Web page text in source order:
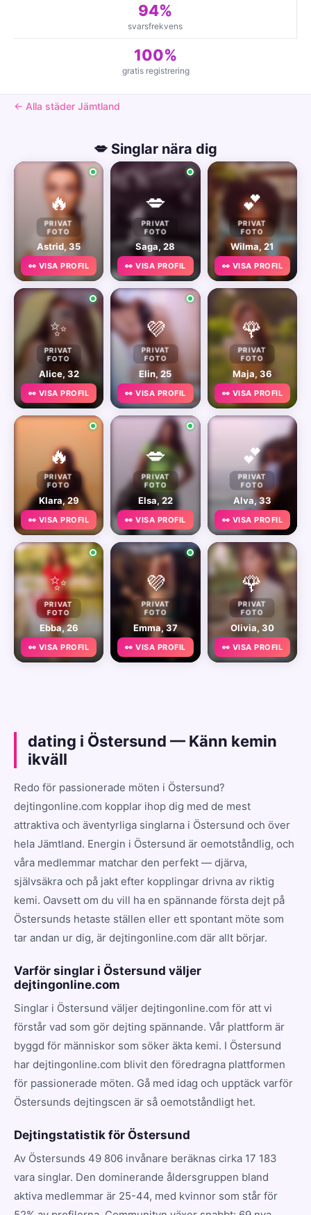
94%
svarsfrekvens
100%
gratis registrering
← Alla städer Jämtland
💋 Singlar nära dig
🔥
PRIVAT
FOTO
Astrid, 35
👀 VISA PROFIL
💋
PRIVAT
FOTO
Saga, 28
👀 VISA PROFIL
💕
PRIVAT
FOTO
Wilma, 21
👀 VISA PROFIL
✨
PRIVAT
FOTO
Alice, 32
👀 VISA PROFIL
💜
PRIVAT
FOTO
Elin, 25
👀 VISA PROFIL
🌹
PRIVAT
FOTO
Maja, 36
👀 VISA PROFIL
🔥
PRIVAT
FOTO
Klara, 29
👀 VISA PROFIL
💋
PRIVAT
FOTO
Elsa, 22
👀 VISA PROFIL
💕
PRIVAT
FOTO
Alva, 33
👀 VISA PROFIL
✨
PRIVAT
FOTO
Ebba, 26
👀 VISA PROFIL
💜
PRIVAT
FOTO
Emma, 37
👀 VISA PROFIL
🌹
PRIVAT
FOTO
Olivia, 30
👀 VISA PROFIL
dating i Östersund — Känn kemin
ikväll
Redo för passionerade möten i Östersund?
dejtingonline.com kopplar ihop dig med de mest
attraktiva och äventyrliga singlarna i Östersund och över
hela Jämtland. Energin i Östersund är oemotståndlig, och
våra medlemmar matchar den perfekt — djärva,
självsäkra och på jakt efter kopplingar drivna av riktig
kemi. Oavsett om du vill ha en spännande första dejt på
Östersunds hetaste ställen eller ett spontant möte som
tar andan ur dig, är dejtingonline.com där allt börjar.
Varför singlar i Östersund väljer
dejtingonline.com
Singlar i Östersund väljer dejtingonline.com för att vi
förstår vad som gör dejting spännande. Vår plattform är
byggd för människor som söker äkta kemi. I Östersund
har dejtingonline.com blivit den föredragna plattformen
för passionerade möten. Gå med idag och upptäck varför
Östersunds dejtingscen är så oemotståndligt het.
Dejtingstatistik för Östersund
Av Östersunds 49 806 invånare beräknas cirka 17 183
vara singlar. Den dominerande åldersgruppen bland
aktiva medlemmar är 25-44, med kvinnor som står för